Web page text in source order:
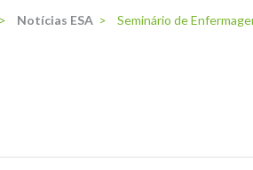
> Notícias ESA > Seminário de